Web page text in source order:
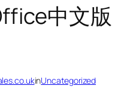
中文版
inUncategorized